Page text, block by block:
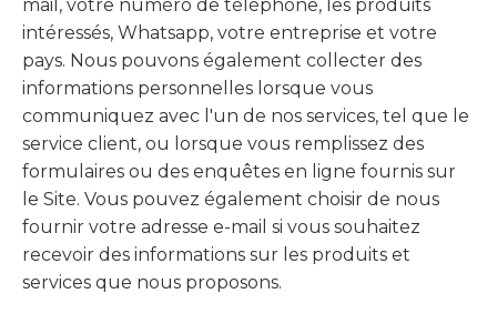
mail, votre numéro de téléphone, les produits
intéressés, Whatsapp, votre entreprise et votre
pays. Nous pouvons également collecter des
informations personnelles lorsque vous
communiquez avec l'un de nos services, tel que le
service client, ou lorsque vous remplissez des
formulaires ou des enquêtes en ligne fournis sur
le Site. Vous pouvez également choisir de nous
fournir votre adresse e-mail si vous souhaitez
recevoir des informations sur les produits et
services que nous proposons.